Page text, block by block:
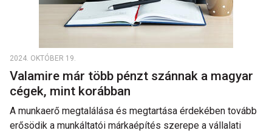
2024. OKTÓBER 19.
Valamire már több pénzt szánnak a magyar
cégek, mint korábban
A munkaerő megtalálása és megtartása érdekében tovább
erősödik a munkáltatói márkaépítés szerepe a vállalati